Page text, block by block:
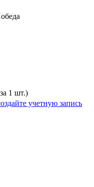
1 шт.)
учетную запись